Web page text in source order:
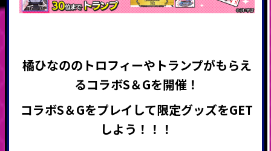
橘ひなののトロフィーやトランプがもらえ
るコラボS＆Gを開催 ！
コラボS＆Gをプレイして限定グッズをGET
しよう！！！